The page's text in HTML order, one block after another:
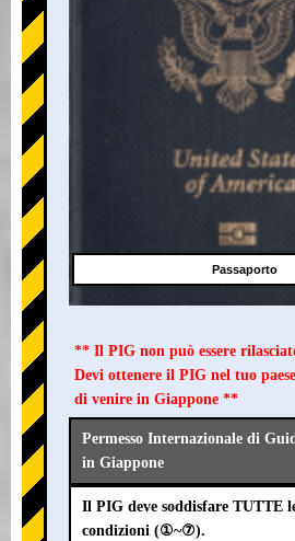
Passaporto
** Il PIG non può essere
Devi ottenere il PIG nel tuo
di venire in Giappone **
Permesso Internazionale di
in Giappone
Il PIG deve soddisfare TUTTE
condizioni (①~⑦).